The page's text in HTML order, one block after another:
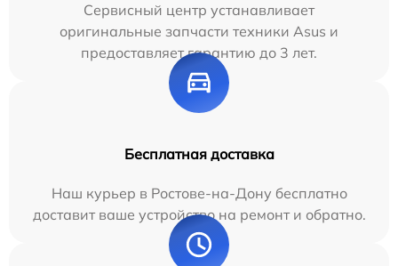
Сервисный центр устанавливает
оригинальные запчасти техники Asus и
предоставляет гарантию до 3 лет.
Бесплатная доставка
Наш курьер в Ростове-на-Дону бесплатно
доставит ваше устройство на ремонт и обратно.